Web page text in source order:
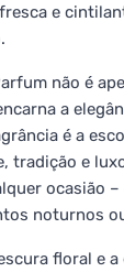
e
não é
a
é a
tradição e
ocasião
noturnos
floral e a